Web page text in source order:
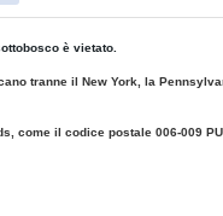
è vietato.
tranne il New York, la
il codice postale 006-009